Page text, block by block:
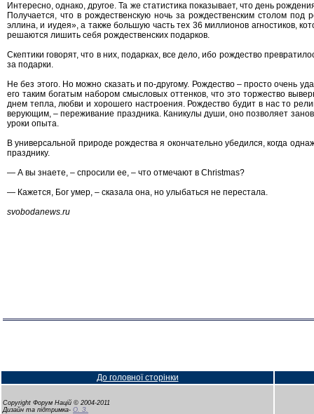
Интересно, однако, другое. Та же статистика показывает, что день
Получается, что в рождественскую ночь за рождественским столом под
эллина, и иудея», а также большую часть тех 36 миллионов агностиков,
решаются лишить себя рождественских подарков.
Скептики говорят, что в них, подарках, все дело, ибо рождество
за подарки.
Не без этого. Но можно сказать и по-другому. Рождество – просто очень
его таким богатым набором смысловых оттенков, что это торжество
днем тепла, любви и хорошего настроения. Рождество будит в нас то
верующим, – переживание праздника. Каникулы души, оно позволяет
уроки опыта.
В универсальной природе рождества я окончательно убедился, когда
празднику.
— А вы знаете, – спросили ее, – что отмечают в Christmas?
— Кажется, Бог умер, – сказала она, но улыбаться не перестала.
svobodanews.ru
До головної сторінки
Copyright Форум Націй © 2004-2011
Дизайн та підтримка- О. З.